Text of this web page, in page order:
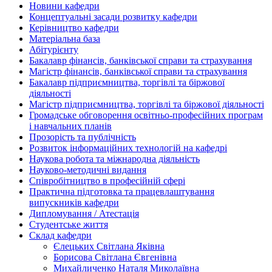
Новини кафедри
Концептуальні засади розвитку кафедри
Керівництво кафедри
Матеріальна база
Абітурієнту
Бакалавр фінансів, банківської справи та страхування
Магістр фінансів, банківської справи та страхування
Бакалавр підприємництва, торгівлі та біржової
діяльності
Магістр підприємництва, торгівлі та біржової діяльності
Громадське обговорення освітньо-професійних програм
і навчальних планів
Прозорість та публічність
Розвиток інформаційних технологій на кафедрі
Наукова робота та міжнародна діяльність
Науково-методичні видання
Співробітництво в професійній сфері
Практична підготовка та працевлаштування
випускників кафедри
Дипломування / Атестація
Студентське життя
Склад кафедри
Єлецьких Світлана Яківна
Борисова Світлана Євгенівна
Михайличенко Наталя Миколаївна